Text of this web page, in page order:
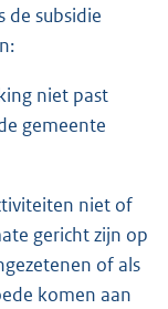
de subsidie
niet past
gemeente
niet of
gericht zijn op
of als
komen aan